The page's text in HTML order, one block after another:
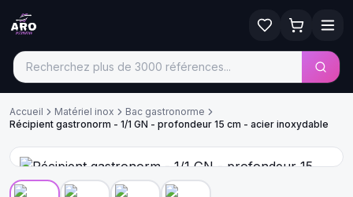
Accueil Matériel inox
Bac gastronorme
Récipient gastronorm - 1/1 GN - profondeur 15 cm - acier inoxydable